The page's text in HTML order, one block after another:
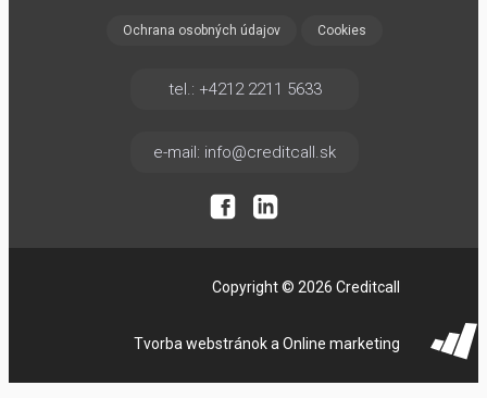
Ochrana osobných údajov Cookies
tel.: +4212 2211 5633
e-mail: info@creditcall.sk
Copyright © 2026 Creditcall
Tvorba webstránok a Online marketing